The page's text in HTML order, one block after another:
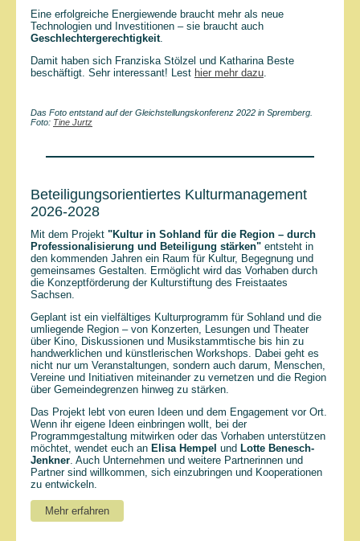
Eine erfolgreiche Energiewende braucht mehr als neue
Technologien und Investitionen – sie braucht auch
Geschlechtergerechtigkeit.
Damit haben sich Franziska Stölzel und Katharina Beste
beschäftigt. Sehr interessant! Lest hier mehr dazu.
Das Foto entstand auf der Gleichstellungskonferenz 2022 in Spremberg.
Foto: Tine Jurtz
Beteiligungsorientiertes Kulturmanagement
2026-2028
Mit dem Projekt "Kultur in Sohland für die Region – durch
Professionalisierung und Beteiligung stärken" entsteht in
den kommenden Jahren ein Raum für Kultur, Begegnung und
gemeinsames Gestalten. Ermöglicht wird das Vorhaben durch
die Konzeptförderung der Kulturstiftung des Freistaates
Sachsen.
Geplant ist ein vielfältiges Kulturprogramm für Sohland und die
umliegende Region – von Konzerten, Lesungen und Theater
über Kino, Diskussionen und Musikstammtische bis hin zu
handwerklichen und künstlerischen Workshops. Dabei geht es
nicht nur um Veranstaltungen, sondern auch darum, Menschen,
Vereine und Initiativen miteinander zu vernetzen und die Region
über Gemeindegrenzen hinweg zu stärken.
Das Projekt lebt von euren Ideen und dem Engagement vor Ort.
Wenn ihr eigene Ideen einbringen wollt, bei der
Programmgestaltung mitwirken oder das Vorhaben unterstützen
möchtet, wendet euch an Elisa Hempel und Lotte Benesch-
Jenkner. Auch Unternehmen und weitere Partnerinnen und
Partner sind willkommen, sich einzubringen und Kooperationen
zu entwickeln.
Mehr erfahren